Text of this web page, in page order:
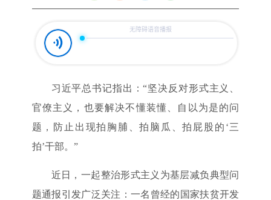
习近平总书记指出：“坚决反对形式主义、
官僚主义，也要解决不懂装懂、自以为是的问
题，防止出现拍胸脯、拍脑瓜、拍屁股的‘三
拍’干部。”
近日，一起整治形式主义为基层减负典型问
题通报引发广泛关注：一名曾经的国家扶贫开发